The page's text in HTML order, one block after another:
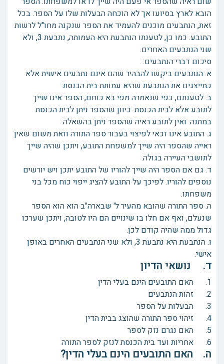
הובא לארץ בסיועו אך לא הוכחה הבעלות שלו על הספר. בכל
זאת, הנתבעים מוכנים להעמיד את הספר שנקנה מחו"ל לרשות
התובע. כמו כן, לטענתו הנתבעת היא העמותה, נתבעת 3, ולא
שני הנתבעים האחרים.
סיכום דברי הנתבעים:
א. הנתבעים ביקשו להבהיר שהם אינם נתבעים אישית אלא
כמייצגים את הנתבעת שהיא עמותת בית הכנסת.
ב. לטענתם, כפי שנאמרה מפי בא כוחם, הספר אינו שייך
לתובע אלא לבית הכנסת. כיוון שהספר ניתן לבית הכנסת
במתנה. ואין לתובע ראיה שהספר ניתן בהשאלה.
ג. התובע אינו זכאי לפיצוי בעבור ספר התורה וזאת משום שאין
ראייה שהספר היה שייך למשפחת התובע, ויתכן שהיה שייך
לתושבי העיירה בגולה.
ד. גם אם הספר היה שייך להוריו של התובע יתכן ויש יורשים
נוספים להוריו. לפיכך על התובע להציג ייפוי כוח מכל בני
משפחתו.
ה. ספר התורה שהובא מהעיר ל' שבארה"ב הוא הוא הספר
שנעלם, ואף אם חלו בו שינויים הם היו לטובה, ויתכן שערכו
גדול ממה שהיה קודם לכן.
ו. הנתבעת היא נתבעת 3, ולא שני הנתבעים האחרים באופן
אישי.
ד. נושאי הדיון
1. האם התובעים הינם בעלי הדין
2. זהות הנתבעים
3. הבעלות על הספר
4. זיהוי ספר התורה שהוצג בבית הדין
5. האם נגרם נזק לספר
6. אחריות ועד בית הכנסת לנזק לספר התורה
ה. האם התובעים הינם בעלי הדין?